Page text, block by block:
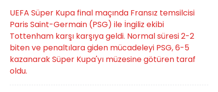
UEFA Süper Kupa final maçında Fransız temsilcisi
Paris Saint-Germain (PSG) ile İngiliz ekibi
Tottenham karşı karşıya geldi. Normal süresi 2-2
biten ve penaltılara giden mücadeleyi PSG, 6-5
kazanarak Süper Kupa'yı müzesine götüren taraf
oldu.